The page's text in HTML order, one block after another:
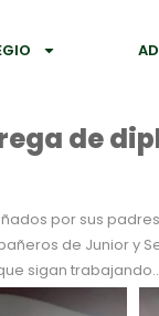
de
por sus
de Junior y
sigan